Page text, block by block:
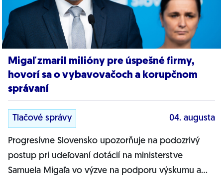
Migaľ zmaril milióny pre úspešné firmy,
hovorí sa o vybavovačoch a korupčnom
správaní
Tlačové správy 04. augusta
Progresívne Slovensko upozorňuje na podozrivý
postup pri udeľovaní dotácií na ministerstve
Samuela Migaľa vo výzve na podporu výskumu a